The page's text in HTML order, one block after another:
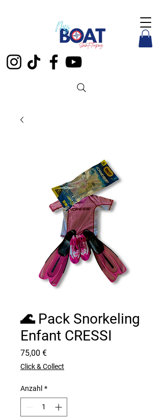
🌊 Pack Snorkeling
Enfant CRESSI
75,00 €Preis
Click & Collect
Anzahl *